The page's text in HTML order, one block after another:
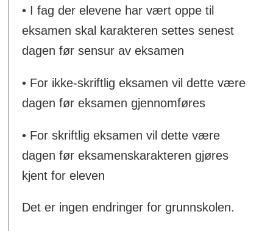
• I fag der elevene har vært oppe til
eksamen skal karakteren settes senest
dagen før sensur av eksamen
• For ikke-skriftlig eksamen vil dette være
dagen før eksamen gjennomføres
• For skriftlig eksamen vil dette være
dagen før eksamenskarakteren gjøres
kjent for eleven
Det er ingen endringer for grunnskolen.